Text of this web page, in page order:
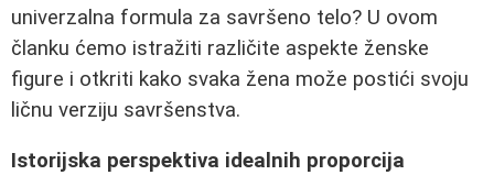
univerzalna formula za savršeno telo? U ovom
članku ćemo istražiti različite aspekte ženske
figure i otkriti kako svaka žena može postići svoju
ličnu verziju savršenstva.
Istorijska perspektiva idealnih proporcija